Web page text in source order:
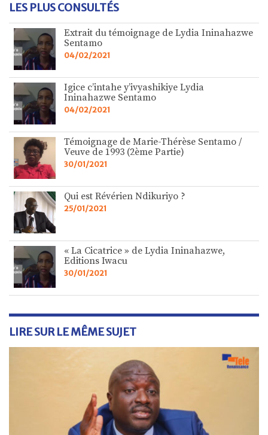
LES PLUS CONSULTÉS
Extrait du témoignage de Lydia Ininahazwe
Sentamo
04/02/2021
Igice c’intahe y’ivyashikiye Lydia
Ininahazwe Sentamo
04/02/2021
Témoignage de Marie-Thérèse Sentamo /
Veuve de 1993 (2ème Partie)
30/01/2021
Qui est Révérien Ndikuriyo ?
25/01/2021
« La Cicatrice » de Lydia Ininahazwe,
Editions Iwacu
30/01/2021
LIRE SUR LE MÊME SUJET